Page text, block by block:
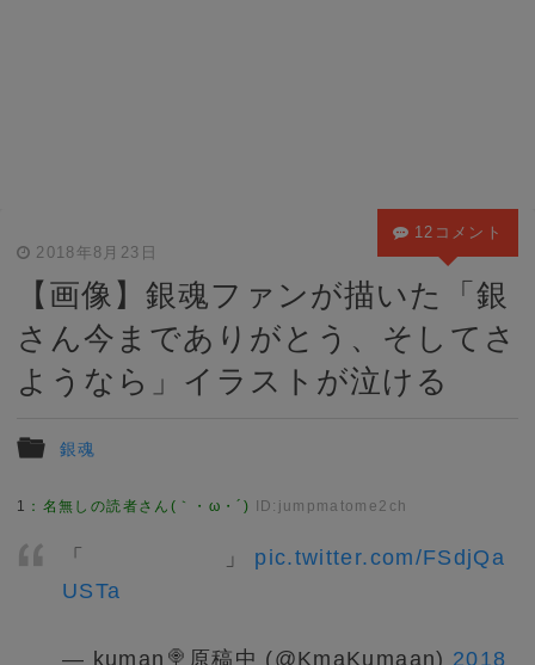
2018年8月23日
【画像】銀魂ファンが描いた「銀
さん今までありがとう、そしてさ
ようなら」イラストが泣ける
銀魂
12コメント
1 ： 名無しの読者さん(｀・ω・´) ID:jumpmatome2ch
「 」 pic.twitter.com/FSdjQa
USTa
— kuman🍭原稿中 (@KmaKumaan) 2018